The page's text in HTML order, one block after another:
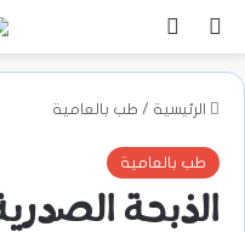
بحث عن
الرئيسية / طب بالعامية
طب بالعامية
الذبحة